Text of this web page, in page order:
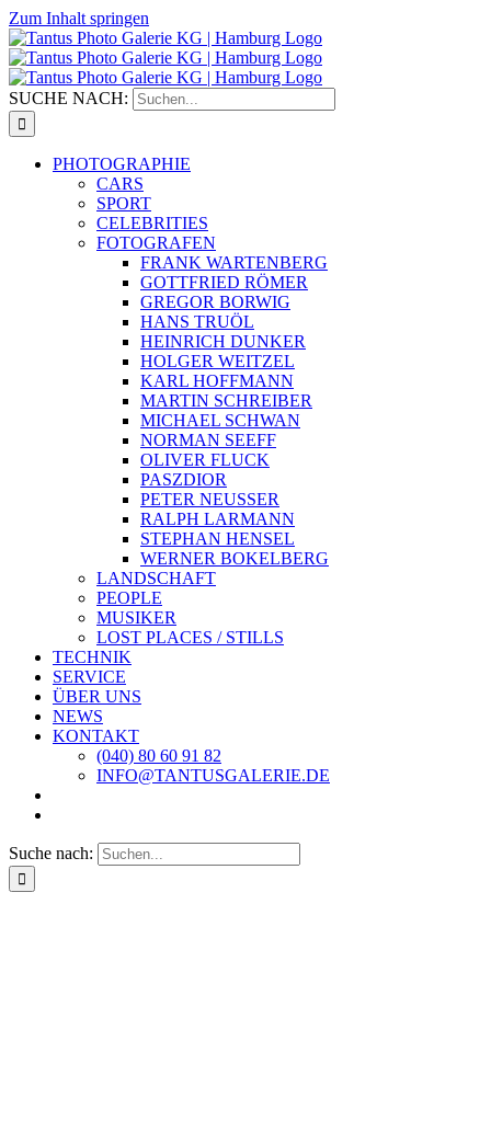
Zum Inhalt springen
SUCHE NACH:
PHOTOGRAPHIE
CARS
SPORT
CELEBRITIES
FOTOGRAFEN
FRANK WARTENBERG
GOTTFRIED RÖMER
GREGOR BORWIG
HANS TRUÖL
HEINRICH DUNKER
HOLGER WEITZEL
KARL HOFFMANN
MARTIN SCHREIBER
MICHAEL SCHWAN
NORMAN SEEFF
OLIVER FLUCK
PASZDIOR
PETER NEUSSER
RALPH LARMANN
STEPHAN HENSEL
WERNER BOKELBERG
LANDSCHAFT
PEOPLE
MUSIKER
LOST PLACES / STILLS
TECHNIK
SERVICE
ÜBER UNS
NEWS
KONTAKT
(040) 80 60 91 82
INFO@TANTUSGALERIE.DE
Suche nach: